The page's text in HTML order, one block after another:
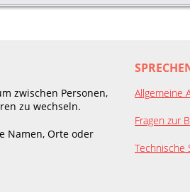
zwischen Personen,
zu wechseln.
Namen, Orte oder
Allgemeine
Fragen zur
Technische